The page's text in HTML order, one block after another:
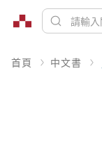
首頁 中文書